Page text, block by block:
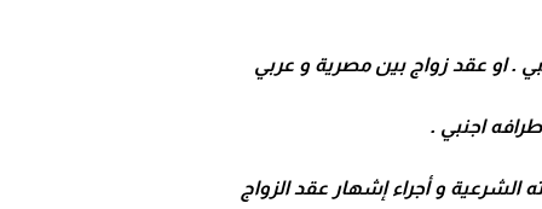
. او عقد زواج بين مصرية و عربي
اجنبي .
الشرعية و أجراء إشهار عقد الزواج